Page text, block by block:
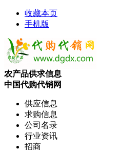
收藏本页
手机版
农产品供求信息
中国代购代销网
供应信息
求购信息
公司名录
行业资讯
招商